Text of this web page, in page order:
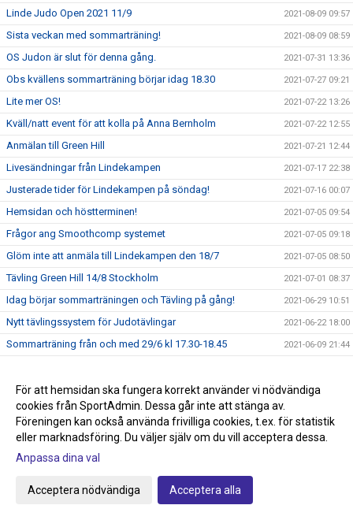
Linde Judo Open 2021 11/9 2021-08-09 09:57
Sista veckan med sommarträning! 2021-08-09 08:59
OS Judon är slut för denna gång. 2021-07-31 13:36
Obs kvällens sommarträning börjar idag 18.30 2021-07-27 09:21
Lite mer OS! 2021-07-22 13:26
Kväll/natt event för att kolla på Anna Bernholm 2021-07-22 12:55
Anmälan till Green Hill 2021-07-21 12:44
Livesändningar från Lindekampen 2021-07-17 22:38
Justerade tider för Lindekampen på söndag! 2021-07-16 00:07
Hemsidan och höstterminen! 2021-07-05 09:54
Frågor ang Smoothcomp systemet 2021-07-05 09:18
Glöm inte att anmäla till Lindekampen den 18/7 2021-07-05 08:50
Tävling Green Hill 14/8 Stockholm 2021-07-01 08:37
Idag börjar sommarträningen och Tävling på gång! 2021-06-29 10:51
Nytt tävlingssystem för Judotävlingar 2021-06-22 18:00
Sommarträning från och med 29/6 kl 17.30-18.45 2021-06-09 21:44
Passa på och stötta klubben, köp klubbkläder på Team
Sportia
2021-05-22 15:00
Anmälan till avslutningen den 29/5 anmäl så fort som
möjligt!
2021-05-22 14:34
Graderingstider vart köper jag mitt bälte?
Save the date! Terminsavslutning 29/5
För att hemsidan ska fungera korrekt använder vi nödvändiga
cookies från SportAdmin. Dessa går inte att stänga av.
Föreningen kan också använda frivilliga cookies, t.ex. för statistik
eller marknadsföring. Du väljer själv om du vill acceptera dessa.
Anpassa dina val
Acceptera nödvändiga Acceptera alla